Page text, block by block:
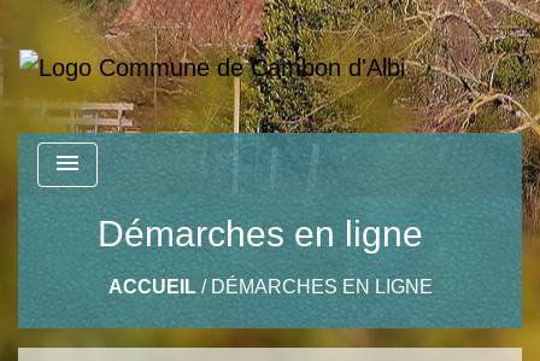
menu
Démarches en ligne
ACCUEIL/ DÉMARCHES EN LIGNE